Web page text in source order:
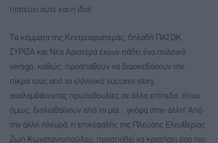
πιστεύει ούτε και η ίδια!
Τα κόμματα της Κεντροαριστεράς, δηλαδή ΠΑΣΟΚ,
ΣΥΡΙΖΑ και Νέα Αριστερά έχουν πάθει ένα πολιτικό
vertigo, καθώς, προσπαθούν να διασκεδάσουν την...
πίκρα τους από το ελληνικό success story,
αναλαμβάνοντας πρωτοβουλίες σε άλλα επίπεδα, όπου
όμως, διολισθαίνουν από τη μία... γκάφα στην άλλη! Από
την άλλη πλευρά, η επικεφαλής της Πλεύσης Ελευθερίας
Ζωή Κωνσταντοπούλου, προσπαθεί να κρατήσει όσο πιο